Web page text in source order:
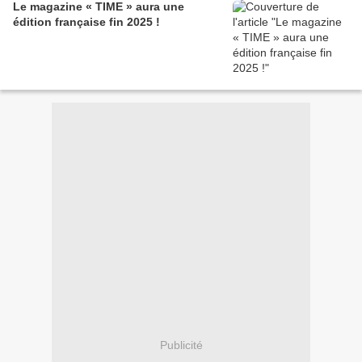
Le magazine « TIME » aura une
édition française fin 2025 !
Publicité